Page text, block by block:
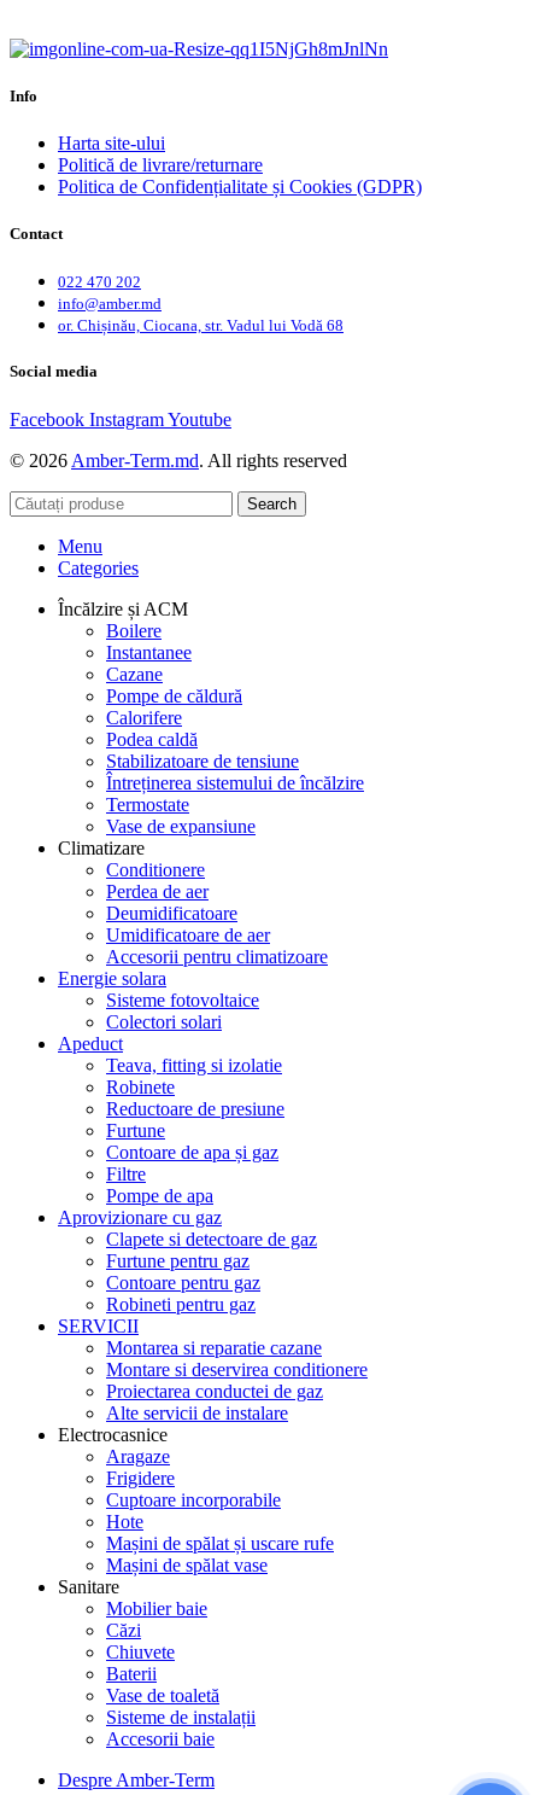
Info
Harta site-ului
Politică de livrare/returnare
Politica de Confidențialitate și Cookies (GDPR)
Contact
022 470 202
info@amber.md
or. Chișinău, Ciocana, str. Vadul lui Vodă 68
Social media
Facebook InstagramYoutube
© 2026 Amber-Term.md. All rights reserved
Search
Menu
Categories
Încălzire și ACM
Boilere
Instantanee
Cazane
Pompe de căldură
Calorifere
Podea caldă
Stabilizatoare de tensiune
Întreținerea sistemului de încălzire
Termostate
Vase de expansiune
Climatizare
Conditionere
Perdea de aer
Deumidificatoare
Umidificatoare de aer
Accesorii pentru climatizoare
Energie solara
Sisteme fotovoltaice
Colectori solari
Apeduct
Teava, fitting si izolatie
Robinete
Reductoare de presiune
Furtune
Contoare de apa și gaz
Filtre
Pompe de apa
Aprovizionare cu gaz
Clapete si detectoare de gaz
Furtune pentru gaz
Contoare pentru gaz
Robineti pentru gaz
SERVICII
Montarea si reparatie cazane
Montare si deservirea conditionere
Proiectarea conductei de gaz
Alte servicii de instalare
Electrocasnice
Aragaze
Frigidere
Cuptoare incorporabile
Hote
Mașini de spălat și uscare rufe
Mașini de spălat vase
Sanitare
Mobilier baie
Căzi
Chiuvete
Baterii
Vase de toaletă
Sisteme de instalații
Accesorii baie
Despre Amber-Term